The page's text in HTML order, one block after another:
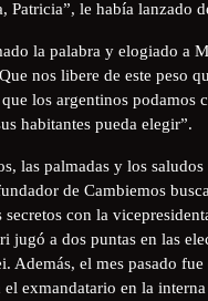
Patricia”, le había lanzado
la palabra y elogiado a
nos libere de este peso
los argentinos podamos
habitantes pueda elegir”.
las palmadas y los
de Cambiemos
secretos con la
jugó a dos puntas en las
Además, el mes pasado
exmandatario en la